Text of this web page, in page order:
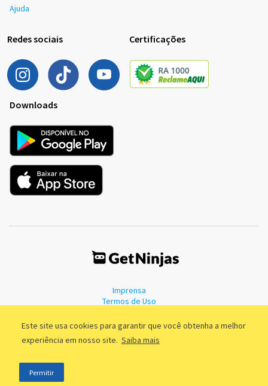
Este site usa cookies para garantir que você obtenha a melhor
experiência em nosso site. Saiba mais
Permitir
Ajuda
Redes sociais Certificações
Downloads
Imprensa
Termos de Uso
©2011 - 2026, GetNinjas LTDA. CNPJ 55.744.877/0001-89 - Rua Dr.
Fernandes Coelho, 85 - 3º andar - São Paulo/SP - Brasil